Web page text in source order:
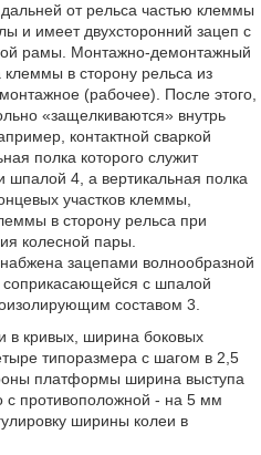
от рельса частью клеммы
и имеет двухсторонний зацеп с
рамы. Монтажно-демонтажный
в сторону рельса из
(рабочее). После этого,
«защелкиваются» внутрь
контактной сваркой
полка которого служит
4, а вертикальная полка
участков клеммы,
в сторону рельса при
колесной пары.
зацепами волнообразной
с шпалой
составом 3.
в кривых, ширина боковых
типоразмера с шагом в 2,5
платформы ширина выступа
противоположной - на 5 мм
ширины колеи в